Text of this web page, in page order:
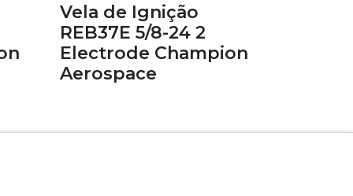
Vela de Ignição
REB37E 5/8-24 2
Electrode Champion
Aerospace